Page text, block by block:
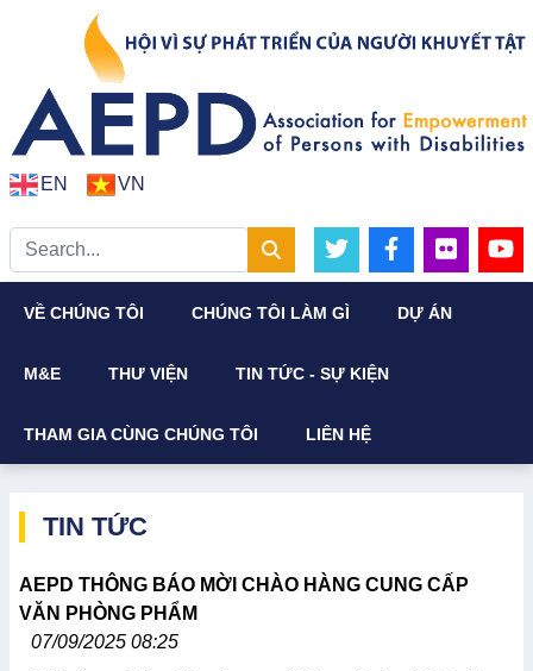
EN VN
VỀ CHÚNG TÔI CHÚNG TÔI LÀM GÌ DỰ ÁN
M&E THƯ VIỆN TIN TỨC - SỰ KIỆN
THAM GIA CÙNG CHÚNG TÔI LIÊN HỆ
TIN TỨC
AEPD THÔNG BÁO MỜI CHÀO HÀNG CUNG CẤP
VĂN PHÒNG PHẨM
07/09/2025 08:25